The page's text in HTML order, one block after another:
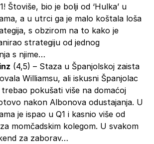
Štoviše, bio je bolji od ‘Hulka’ u
a u utrci ga je malo koštala loša
s obzirom na to kako je
strategiju od jednog
s njime…
(4,5) – Staza u Španjolskoj zaista
Williamsu, ali iskusni Španjolac
trebao pokušati više na domaćoj
nakon Albonova odustajanja. U
je ispao u Q1 i kasnio više od
momčadskim kolegom. U svakom
za zaborav…